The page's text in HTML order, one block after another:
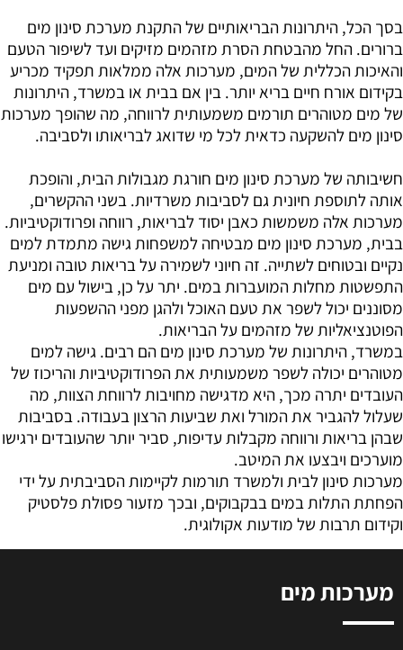
בסך הכל, היתרונות הבריאותיים של התקנת מערכת סינון מים
ברורים. החל מהבטחת הסרת מזהמים מזיקים ועד לשיפור הטעם
והאיכות הכללית של המים, מערכות אלה ממלאות תפקיד מכריע
בקידום אורח חיים בריא יותר. בין אם בבית או במשרד, היתרונות
של מים מטוהרים תורמים משמעותית לרווחה, מה שהופך מערכות
סינון מים להשקעה כדאית לכל מי שדואג לבריאותו ולסביבה.
חשיבותה של מערכת סינון מים חורגת מגבולות הבית, והופכת
אותה לתוספת חיונית גם לסביבות משרדיות. בשני ההקשרים,
מערכות אלה משמשות כאבן יסוד לבריאות, רווחה ופרודוקטיביות.
בבית, מערכת סינון מים מבטיחה למשפחות גישה מתמדת למים
נקיים ובטוחים לשתייה. זה חיוני לשמירה על בריאות טובה ומניעת
התפשטות מחלות המועברות במים. יתר על כן, בישול עם מים
מסוננים יכול לשפר את טעם האוכל ולהגן מפני ההשפעות
הפוטנציאליות של מזהמים על הבריאות.
במשרד, היתרונות של מערכת סינון מים הם רבים. גישה למים
מטוהרים יכולה לשפר משמעותית את הפרודוקטיביות והריכוז של
העובדים יתרה מכך, היא מדגישה מחויבות לרווחת הצוות, מה
שעלול להגביר את המורל ואת שביעות הרצון בעבודה. בסביבות
שבהן בריאות ורווחה מקבלות עדיפות, סביר יותר שהעובדים ירגישו
מוערכים ויבצעו את המיטב.
מערכות סינון לבית ולמשרד תורמות לקיימות הסביבתית על ידי
הפחתת התלות במים בבקבוקים, ובכך מזעור פסולת פלסטיק
וקידום תרבות של מודעות אקולוגית.
מערכות מים